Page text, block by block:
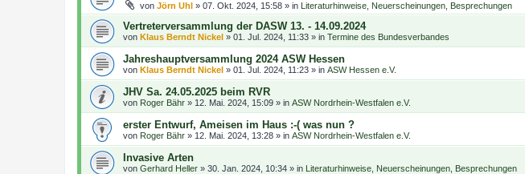
von Jörn Uhl » 07. Okt. 2024, 15:58 » in Literaturhinweise, Neuerscheinungen, Besprechungen
Vertreterversammlung der DASW 13. - 14.09.2024
von Klaus Berndt Nickel » 01. Jul. 2024, 11:33 » in Termine des Bundesverbandes
Jahreshauptversammlung 2024 ASW Hessen
von Klaus Berndt Nickel » 01. Jul. 2024, 11:23 » in ASW Hessen e.V.
JHV Sa. 24.05.2025 beim RVR
von Roger Bähr » 12. Mai. 2024, 15:09 » in ASW Nordrhein-Westfalen e.V.
erster Entwurf, Ameisen im Haus :-( was nun ?
von Roger Bähr » 12. Mai. 2024, 13:28 » in ASW Nordrhein-Westfalen e.V.
Invasive Arten
von Gerhard Heller » 30. Jan. 2024, 10:34 » in Literaturhinweise, Neuerscheinungen, Besprechungen